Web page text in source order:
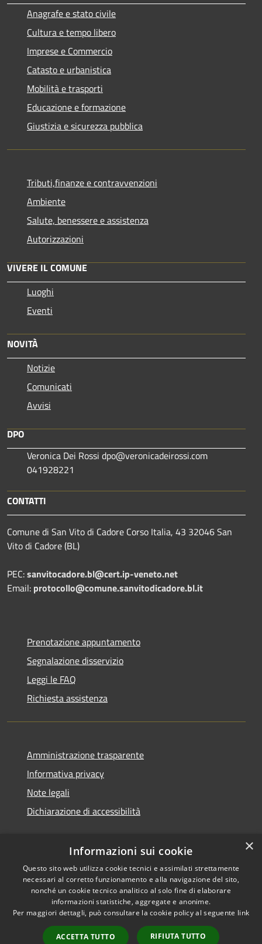
Anagrafe e stato civile
Cultura e tempo libero
Imprese e Commercio
Catasto e urbanistica
Mobilità e trasporti
Educazione e formazione
Giustizia e sicurezza pubblica
Tributi,finanze e contravvenzioni
Ambiente
Salute, benessere e assistenza
Autorizzazioni
VIVERE IL COMUNE
Luoghi
Eventi
NOVITÀ
Notizie
Comunicati
Avvisi
DPO
Veronica Dei Rossi dpo@veronicadeirossi.com
041928221
CONTATTI
Comune di San Vito di Cadore Corso Italia, 43 32046 San
Vito di Cadore (BL)
PEC:sanvitocadore.bl@cert.ip-veneto.net
Email: protocollo@comune.sanvitodicadore.bl.it
Prenotazione appuntamento
Segnalazione disservizio
Leggi le FAQ
Richiesta assistenza
Amministrazione trasparente
Informativa privacy
Note legali
Dichiarazione di accessibilità
RSS
Accessibilità
Copyright © 2026 • Comune di
byMunicipium
Accesso
×
Informazioni sui cookie
Questo sito web utilizza cookie tecnici e assimilati strettamente
necessari al corretto funzionamento e alla navigazione del sito,
nonché un cookie tecnico analitico al solo fine di elaborare
informazioni statistiche, aggregate e anonime.
Per maggiori dettagli, può consultare la cookie policy al seguente link
ACCETTA TUTTO RIFIUTA TUTTO